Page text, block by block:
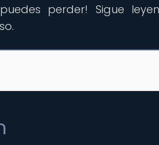
perder! Sigue